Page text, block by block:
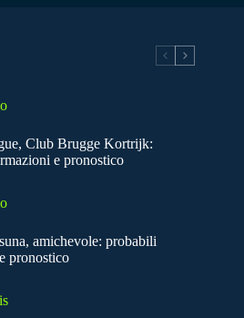
Club Brugge Kortrijk:
e pronostico
amichevole: probabili
pronostico